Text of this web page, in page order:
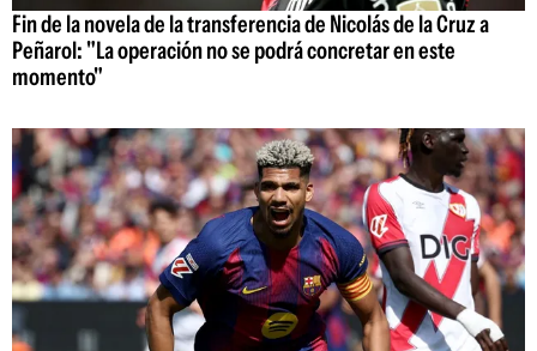
Fin de la novela de la transferencia de Nicolás de la Cruz a
Peñarol: "La operación no se podrá concretar en este
momento"